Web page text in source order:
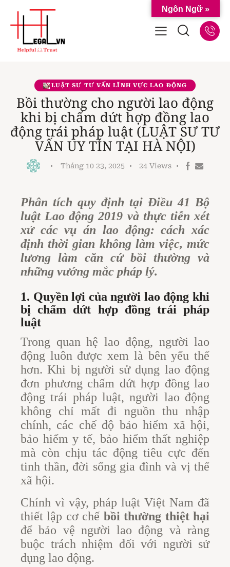
LUẬT SƯ TƯ VẤN LĨNH VỰC LAO ĐỘNG
Bồi thường cho người lao động
khi bị chấm dứt hợp đồng lao
động trái pháp luật (LUẬT SƯ TƯ
VẤN UY TÍN TẠI HÀ NỘI)
Tháng 10 23, 2025 24 Views
Phân tích quy định tại Điều 41 Bộ
luật Lao động 2019 và thực tiễn xét
xử các vụ án lao động: cách xác
định thời gian không làm việc, mức
lương làm căn cứ bồi thường và
những vướng mắc pháp lý.
1. Quyền lợi của người lao động khi
bị chấm dứt hợp đồng trái pháp
luật
Trong quan hệ lao động, người lao
động luôn được xem là bên yếu thế
hơn. Khi bị người sử dụng lao động
đơn phương chấm dứt hợp đồng lao
động trái pháp luật, người lao động
không chỉ mất đi nguồn thu nhập
chính, các chế độ bảo hiểm xã hội,
bảo hiểm y tế, bảo hiểm thất nghiệp
mà còn chịu tác động tiêu cực đến
tinh thần, đời sống gia đình và vị thế
xã hội.
Chính vì vậy, pháp luật Việt Nam đã
thiết lập cơ chế bồi thường thiệt hại
để bảo vệ người lao động và ràng
buộc trách nhiệm đối với người sử
dụng lao động.
Ngôn Ngữ »